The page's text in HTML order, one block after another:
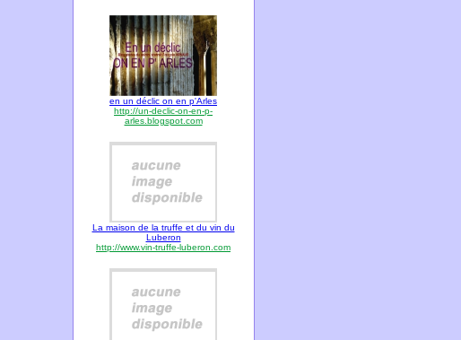
en un déclic on en p'Arles
http://un-declic-on-en-p-
arles.blogspot.com
La maison de la truffe et du vin du
Luberon
http://www.vin-truffe-luberon.com